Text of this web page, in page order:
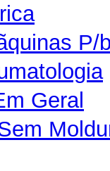
P/
Geral